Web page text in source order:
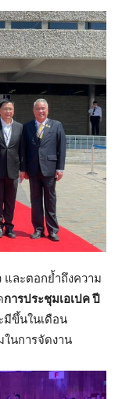
และตอกย้ำถึงความ
การประชุมเอเปค ปี
มีขึ้นในเดือน
นการจัดงาน